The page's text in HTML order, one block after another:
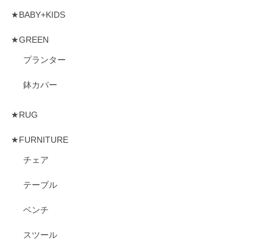
★BABY+KIDS
★GREEN
プランター
鉢カバー
★RUG
★FURNITURE
チェア
テーブル
ベンチ
スツール